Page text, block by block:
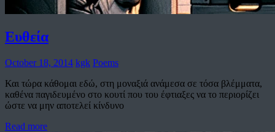
Ευθεία
October 18, 2014 kgk Poems
Και τώρα κάθομαι εδώ, στη μοναξιά ανάμεσα σε τόσα βλέμματα,
καθένα παγιδευμένο στο κουτί που του έφτιαξες να το περιορίζει
ώστε να μην αποτελεί κίνδυνο
Read more